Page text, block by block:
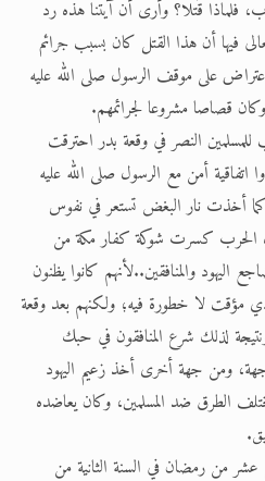
فلماذا قُتلا؟ وأرى أن آيتنا هذه رد
فيها أن هذا القتل كان بسبب جرائم
اعتراض على موقف الرسول صلى الله عليه
قصاصا مشروعا لجرائمهم.
النصر في وقعة بدر احترقت
أمن مع الرسول صلى الله عليه
كما أخذت نار البغض تستعر في نفوس
الحرب كسرت شوكة كفار مكة من
والمنافقين..لأنهم كانوا يظنون
مؤقت لا خطورة فيه؛ ولكنهم بعد وقعة
لذلك شرع المنافقون في حبك
ومن جهة أخرى أخذ زعيم اليهود
الطرق ضد المسلمين، وكان يعاضده
من رمضان في السنة الثانية من